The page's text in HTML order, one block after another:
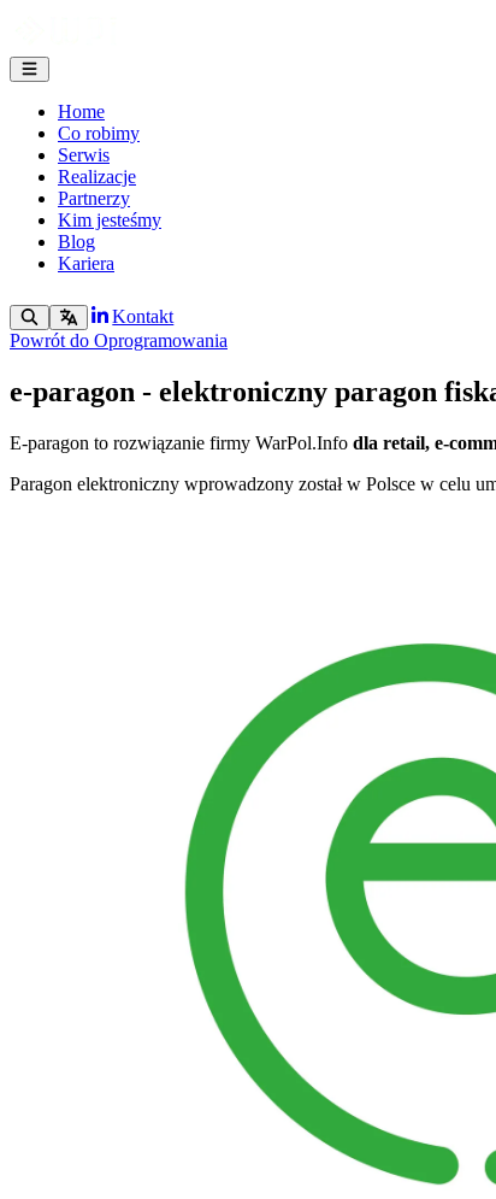
Home
Co robimy
Serwis
Realizacje
Partnerzy
Kim jesteśmy
Blog
Kariera
Kontakt
Powrót do Oprogramowania
e-paragon - elektroniczny paragon
E-paragon to rozwiązanie firmy WarPol.Info dla retail, e-
Paragon elektroniczny wprowadzony został w Polsce w celu